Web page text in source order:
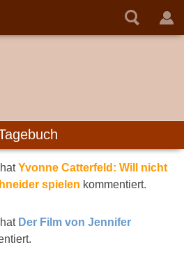
hatYvonne Catterfeld: Will nicht
spielen kommentiert.
hat Der Film von Jennifer